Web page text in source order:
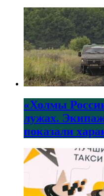
«Холмы
лужах.
показали